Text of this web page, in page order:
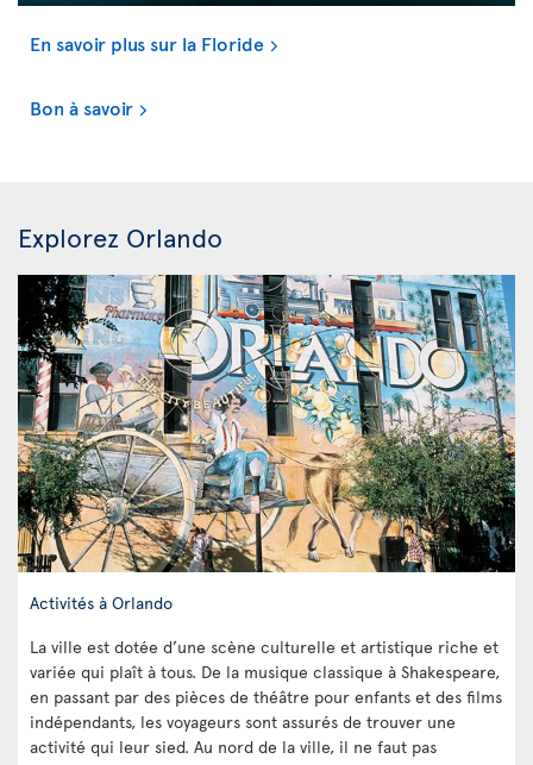
En savoir plus sur la Floride
Bon à savoir
Explorez Orlando
Activités à Orlando
La ville est dotée d’une scène culturelle et artistique riche et
variée qui plaît à tous. De la musique classique à Shakespeare,
en passant par des pièces de théâtre pour enfants et des films
indépendants, les voyageurs sont assurés de trouver une
activité qui leur sied. Au nord de la ville, il ne faut pas